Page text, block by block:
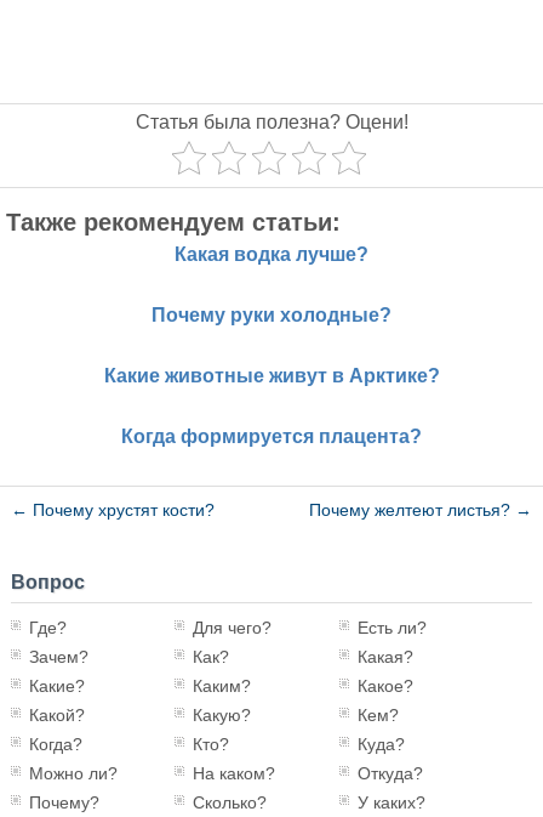
Статья была полезна? Оцени!
Также рекомендуем статьи:
Какая водка лучше?
Почему руки холодные?
Какие животные живут в Арктике?
Когда формируется плацента?
← Почему хрустят кости? Почему желтеют листья? →
Вопрос
Где? Для чего?
Есть ли?
Зачем?
Как?
Какая?
Какие?
Каким?
Какое?
Какой?
Какую?
Кем?
Когда?
Кто?
Куда?
Можно ли?
На каком?
Откуда?
Почему?
Сколько?
У каких?